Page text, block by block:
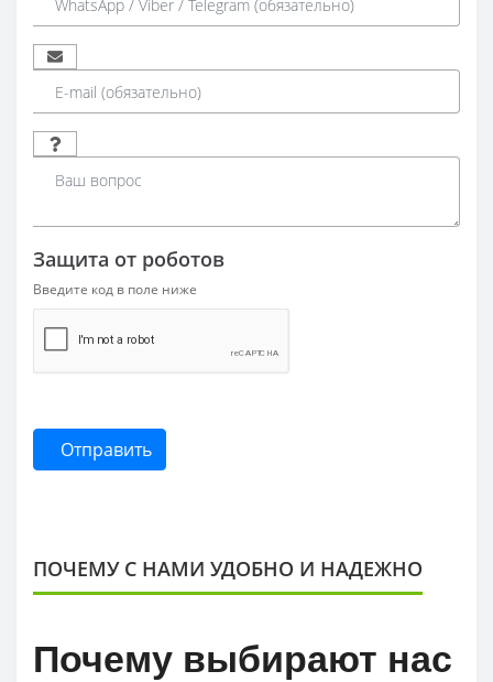
Защита от роботов
Введите код в поле ниже
Отправить
ПОЧЕМУ С НАМИ УДОБНО И НАДЕЖНО
Почему выбирают нас